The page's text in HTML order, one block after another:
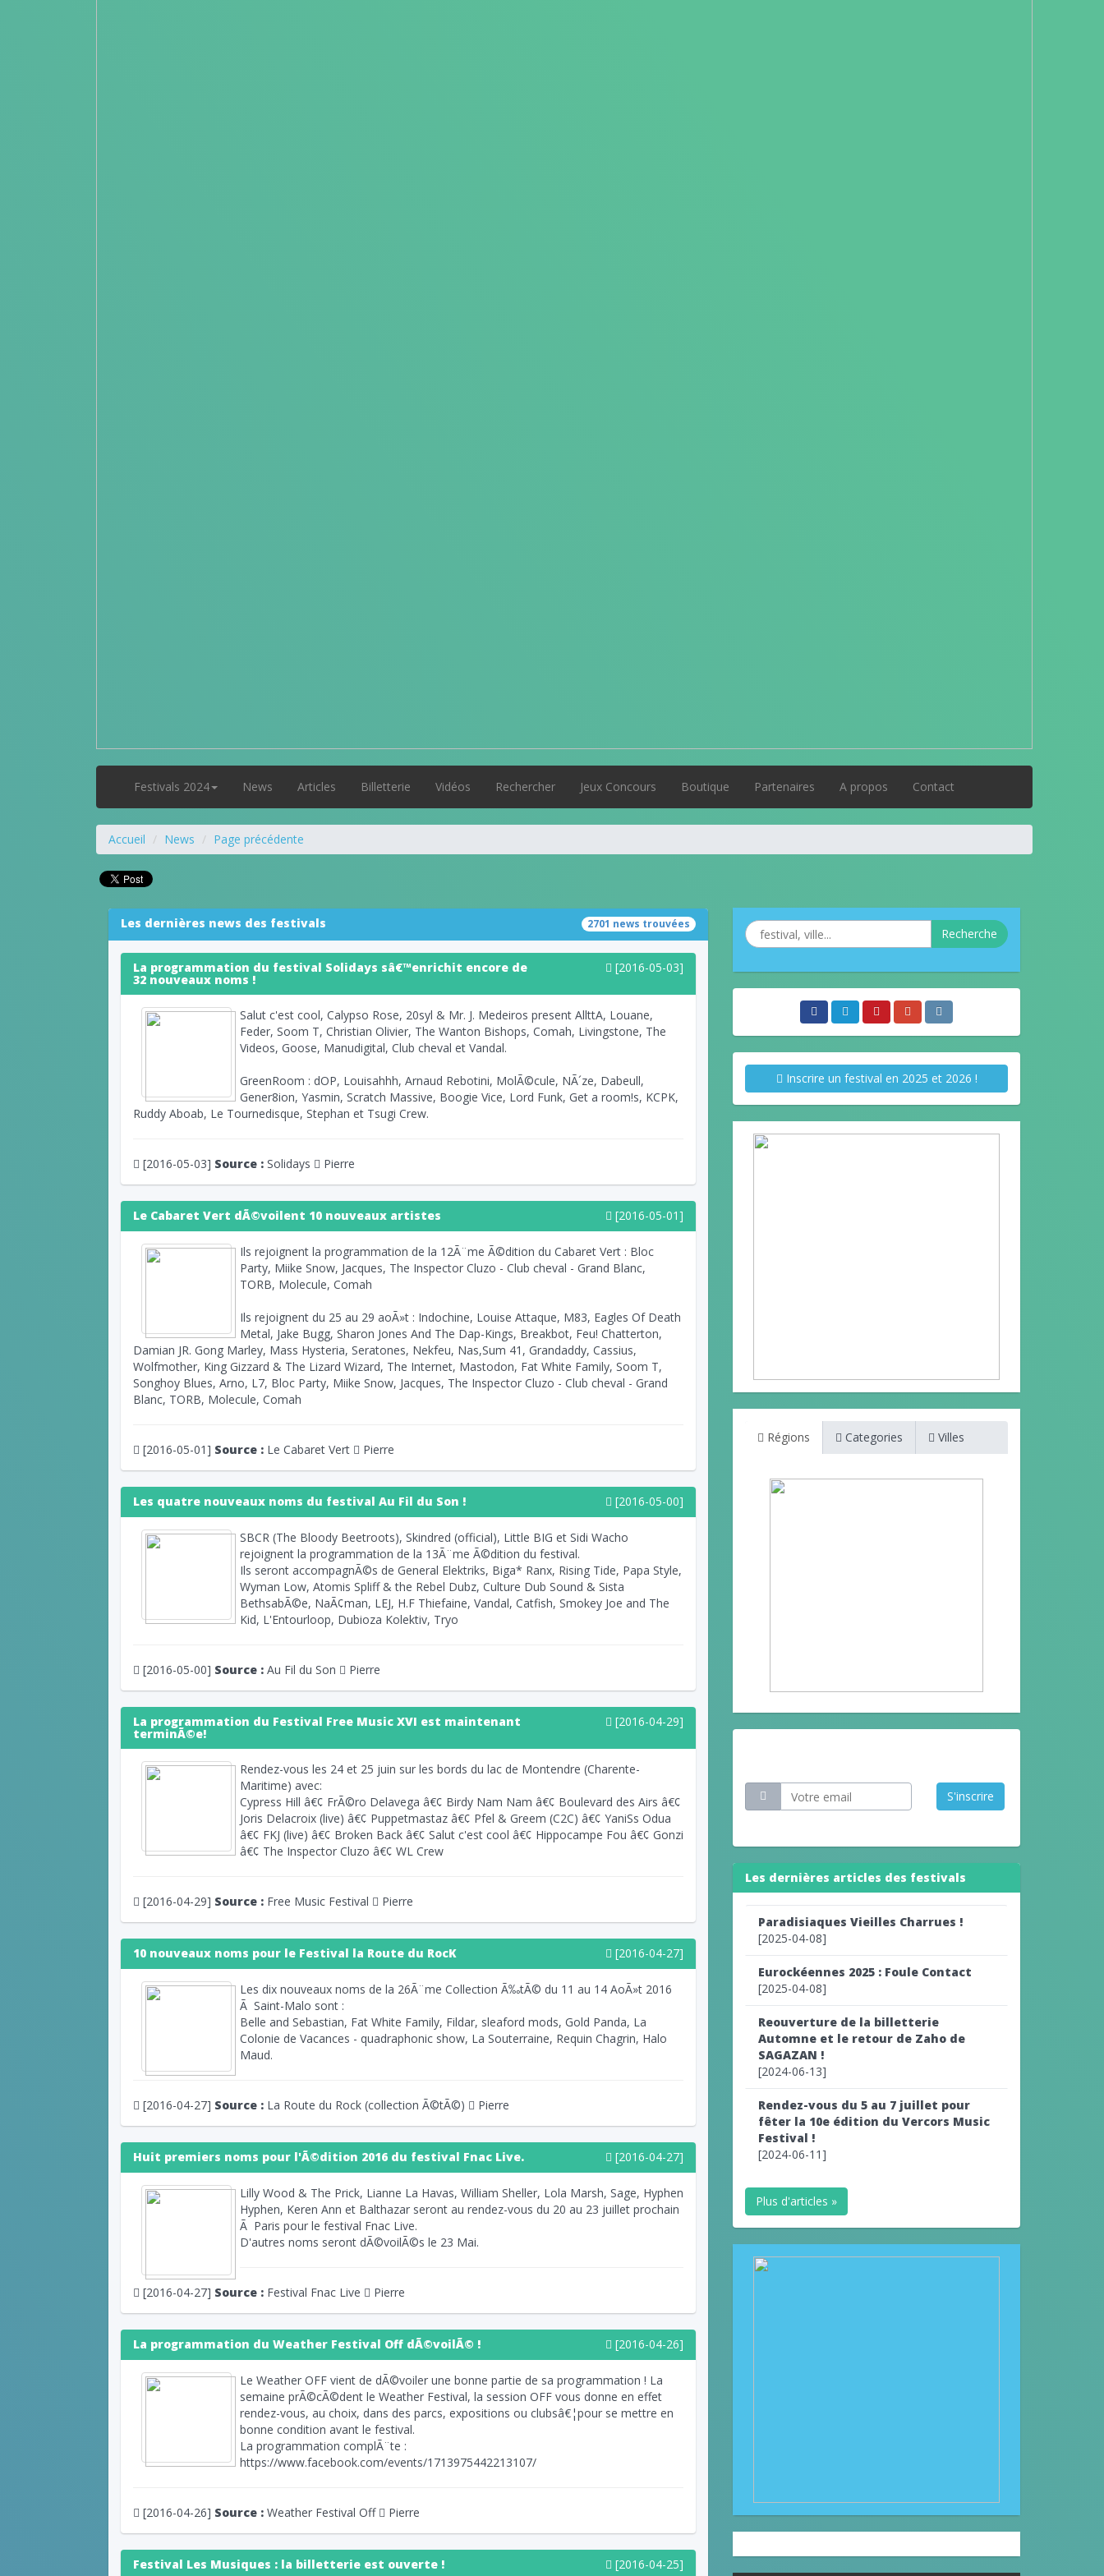
Festivals 2024 News Articles Billetterie Vidéos Rechercher Jeux Concours Boutique Partenaires A propos Contact
Accueil News Page précédente
Les dernières news des festivals 2701 news trouvées
La programmation du festival Solidays sâ€™enrichit encore de
32 nouveaux noms !
[2016-05-03]
Salut c'est cool, Calypso Rose, 20syl & Mr. J. Medeiros present AllttA, Louane,
Feder, Soom T, Christian Olivier, The Wanton Bishops, Comah, Livingstone, The
Videos, Goose, Manudigital, Club cheval et Vandal.
GreenRoom : dOP, Louisahhh, Arnaud Rebotini, MolÃ©cule, NÃ´ze, Dabeull,
Gener8ion, Yasmin, Scratch Massive, Boogie Vice, Lord Funk, Get a room!s, KCPK,
Ruddy Aboab, Le Tournedisque, Stephan et Tsugi Crew.
[2016-05-03] Source : Solidays Pierre
Le Cabaret Vert dÃ©voilent 10 nouveaux artistes [2016-05-01]
Ils rejoignent la programmation de la 12Ã¨me Ã©dition du Cabaret Vert : Bloc
Party, Miike Snow, Jacques, The Inspector Cluzo - Club cheval - Grand Blanc,
TORB, Molecule, Comah
Ils rejoignent du 25 au 29 aoÃ»t : Indochine, Louise Attaque, M83, Eagles Of Death
Metal, Jake Bugg, Sharon Jones And The Dap-Kings, Breakbot, Feu! Chatterton,
Damian JR. Gong Marley, Mass Hysteria, Seratones, Nekfeu, Nas,Sum 41, Grandaddy, Cassius,
Wolfmother, King Gizzard & The Lizard Wizard, The Internet, Mastodon, Fat White Family, Soom T,
Songhoy Blues, Arno, L7, Bloc Party, Miike Snow, Jacques, The Inspector Cluzo - Club cheval - Grand
Blanc, TORB, Molecule, Comah
[2016-05-01] Source : Le Cabaret Vert Pierre
Les quatre nouveaux noms du festival Au Fil du Son ! [2016-05-00]
SBCR (The Bloody Beetroots), Skindred (official), Little BIG et Sidi Wacho
rejoignent la programmation de la 13Ã¨me Ã©dition du festival.
Ils seront accompagnÃ©s de General Elektriks, Biga* Ranx, Rising Tide, Papa Style,
Wyman Low, Atomis Spliff & the Rebel Dubz, Culture Dub Sound & Sista
BethsabÃ©e, NaÃ¢man, LEJ, H.F Thiefaine, Vandal, Catfish, Smokey Joe and The
Kid, L'Entourloop, Dubioza Kolektiv, Tryo
[2016-05-00] Source : Au Fil du Son Pierre
La programmation du Festival Free Music XVI est maintenant
terminÃ©e!
[2016-04-29]
Rendez-vous les 24 et 25 juin sur les bords du lac de Montendre (Charente-
Maritime) avec:
Cypress Hill â€¢ FrÃ©ro Delavega â€¢ Birdy Nam Nam â€¢ Boulevard des Airs â€¢
Joris Delacroix (live) â€¢ Puppetmastaz â€¢ Pfel & Greem (C2C) â€¢ YaniSs Odua
â€¢ FKJ (live) â€¢ Broken Back â€¢ Salut c'est cool â€¢ Hippocampe Fou â€¢ Gonzi
â€¢ The Inspector Cluzo â€¢ WL Crew
[2016-04-29] Source : Free Music Festival Pierre
10 nouveaux noms pour le Festival la Route du RocK [2016-04-27]
Les dix nouveaux noms de la 26Ã¨me Collection Ã‰tÃ© du 11 au 14 AoÃ»t 2016
Ã Saint-Malo sont :
Belle and Sebastian, Fat White Family, Fildar, sleaford mods, Gold Panda, La
Colonie de Vacances - quadraphonic show, La Souterraine, Requin Chagrin, Halo
Maud.
[2016-04-27] Source : La Route du Rock (collection Ã©tÃ©) Pierre
Huit premiers noms pour l'Ã©dition 2016 du festival Fnac Live. [2016-04-27]
Lilly Wood & The Prick, Lianne La Havas, William Sheller, Lola Marsh, Sage, Hyphen
Hyphen, Keren Ann et Balthazar seront au rendez-vous du 20 au 23 juillet prochain
Ã Paris pour le festival Fnac Live.
D'autres noms seront dÃ©voilÃ©s le 23 Mai.
[2016-04-27] Source : Festival Fnac Live Pierre
La programmation du Weather Festival Off dÃ©voilÃ© ! [2016-04-26]
Le Weather OFF vient de dÃ©voiler une bonne partie de sa programmation ! La
semaine prÃ©cÃ©dent le Weather Festival, la session OFF vous donne en effet
rendez-vous, au choix, dans des parcs, expositions ou clubsâ€¦pour se mettre en
bonne condition avant le festival.
La programmation complÃ¨te :
https://www.facebook.com/events/1713975442213107/
[2016-04-26] Source : Weather Festival Off Pierre
Festival Les Musiques : la billetterie est ouverte ! [2016-04-25]
Recherche
Inscrire un festival en 2025 et 2026 !
Régions Categories Villes
S'inscrire
Les dernières articles des festivals
Paradisiaques Vieilles Charrues !
[2025-04-08]
Eurockéennes 2025 : Foule Contact
[2025-04-08]
Reouverture de la billetterie
Automne et le retour de Zaho de
SAGAZAN !
[2024-06-13]
Rendez-vous du 5 au 7 juillet pour
fêter la 10e édition du Vercors Music
Festival !
[2024-06-11]
Plus d'articles »